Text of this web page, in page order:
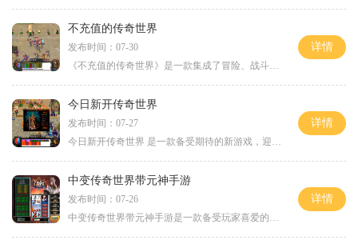
不充值的传奇世界
发布时间：07-30
《不充值的传奇世界》是一款集成了冒险、战斗、探索等元素的网络游戏，由传奇世界工作室开发。与传统的网络游戏不同，这款游戏可以让玩家在不充值的情况下依然能够享受到完整
详情
今日新开传奇世界
发布时间：07-27
今日新开传奇世界 是一款备受期待的新游戏，迎来了众多玩家的热切关注。作为传奇题材的一款游戏，今日新开传奇世界不仅继承了传奇系列的经典玩法，还新增了一些创新元素，给玩
详情
中变传奇世界带元神手游
发布时间：07-26
中变传奇世界带元神手游是一款备受玩家喜爱的手机游戏。作为一款传奇类游戏，它延续了传奇游戏一贯的精髓和玩法，同时加入了全新的元神系统，给玩家带来了全新的游戏体验。在
详情